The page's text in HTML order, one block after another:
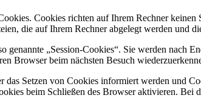
Cookies richten auf Ihrem Rechner
die auf Ihrem Rechner abgelegt werden und
genannte „Session-Cookies“. Sie werden nach
Browser beim nächsten Besuch
das Setzen von Cookies informiert werden und
beim Schließen des Browser aktivieren.